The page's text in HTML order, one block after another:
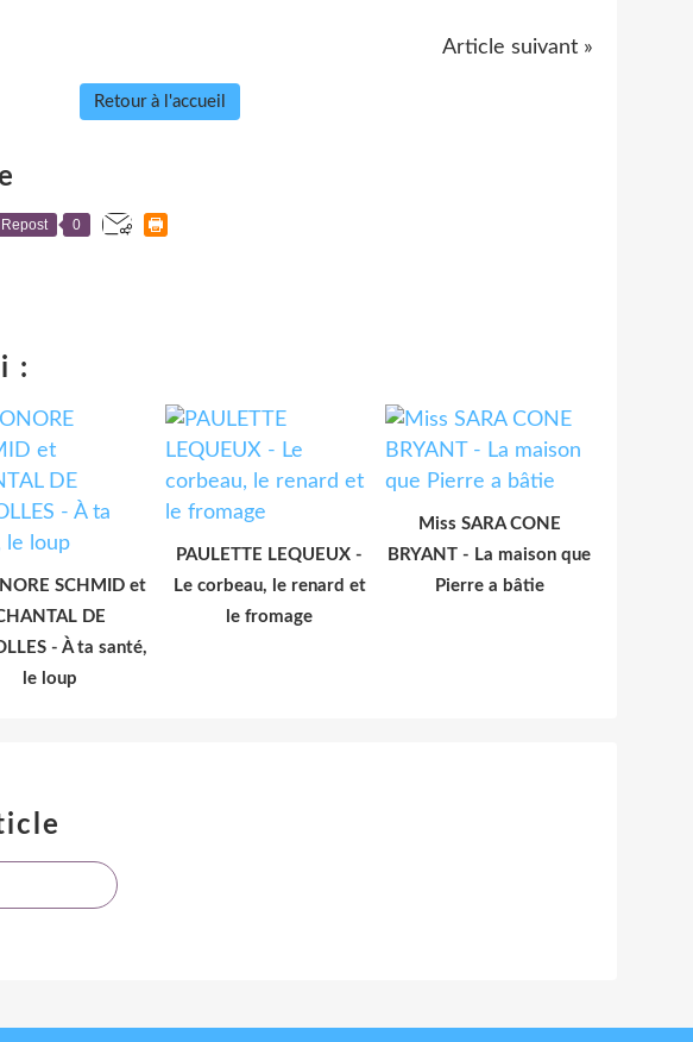
Article suivant »
Retour à l'accueil
Repost 0
:
SCHMID et
DE
- À ta santé,
le loup
PAULETTE LEQUEUX -
Le corbeau, le renard et
le fromage
Miss SARA CONE
BRYANT - La maison que
Pierre a bâtie